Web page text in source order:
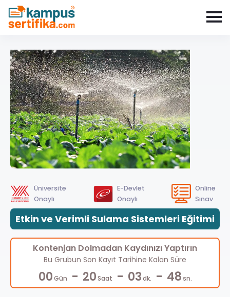
Üniversite
Onaylı
E-Devlet
Onaylı
Online
Sınav
Etkin ve Verimli Sulama Sistemleri Eğitimi
Kontenjan Dolmadan Kaydınızı Yaptırın
Bu Grubun Son Kayıt Tarihine Kalan Süre
00Gün - 20Saat - 03dk. - 48sn.